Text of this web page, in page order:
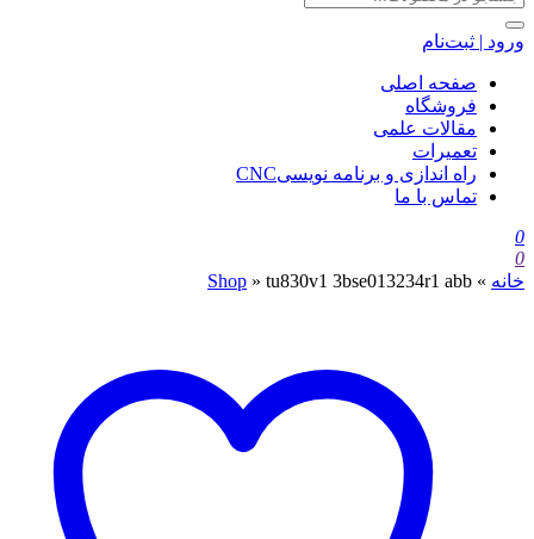
ورود | ثبت‌نام
صفحه اصلی
فروشگاه
مقالات علمی
تعمیرات
راه اندازی و برنامه نویسیCNC
تماس با ما
0
0
خانه »
Shop » tu830v1 3bse013234r1 abb